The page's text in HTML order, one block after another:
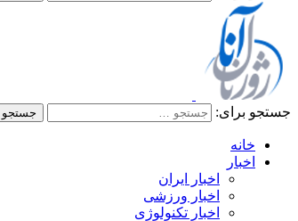
جستجو برای:
خانه
اخبار
اخبار ایران
اخبار ورزشی
اخبار تکنولوژی